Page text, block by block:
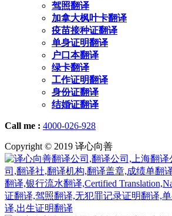
驾照翻译
加拿大枫叶卡翻译
疫苗接种证翻译
单身证明翻译
户口本翻译
绿卡翻译
工作证明翻译
身份证翻译
结婚证翻译
Call me : 4000-026-928
Copyright © 2019 译心向善